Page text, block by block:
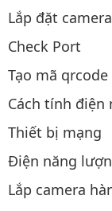
Lắp đặt
Check Port
Tạo mã
Cách tính điện
Thiết bị mạng
Điện năng
Lắp camera